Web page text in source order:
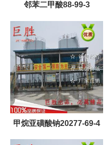
邻苯二甲酸88-99-3
甲烷亚磺酸钠20277-69-4